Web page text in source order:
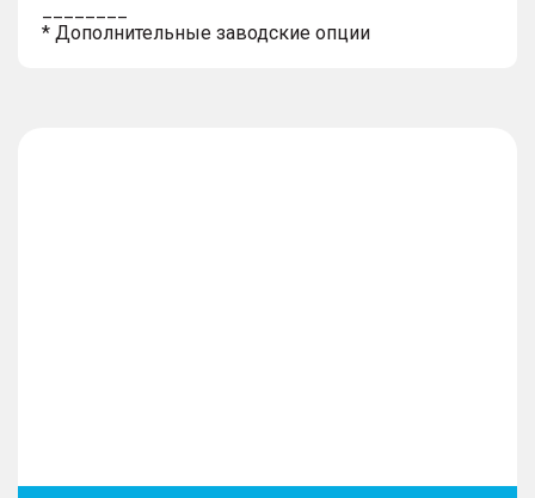
* Дополнительные заводские опции